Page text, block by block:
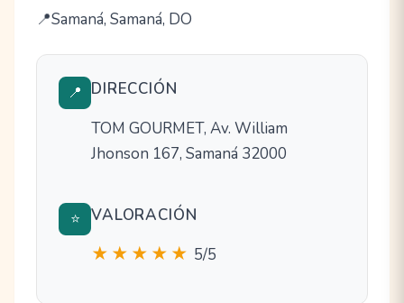
Samaná, Samaná, DO
📍 DIRECCIÓN
TOM GOURMET, Av. William
Jhonson 167, Samaná 32000
⭐ VALORACIÓN
★★★★★ 5/5